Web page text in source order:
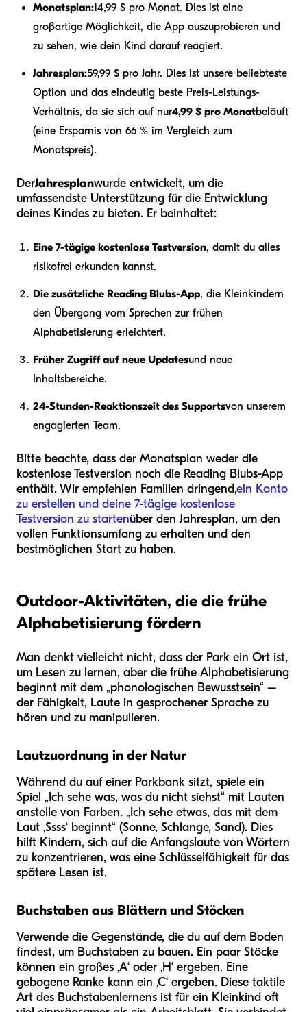
Monatsplan:14,99 $ pro Monat. Dies ist eine
großartige Möglichkeit, die App auszuprobieren und
zu sehen, wie dein Kind darauf reagiert.
Jahresplan:59,99 $ pro Jahr. Dies ist unsere beliebteste
Option und das eindeutig beste Preis-Leistungs-
Verhältnis, da sie sich auf nur4,99 $ pro Monatbeläuft
(eine Ersparnis von 66 % im Vergleich zum
Monatspreis).
DerJahresplanwurde entwickelt, um die
umfassendste Unterstützung für die Entwicklung
deines Kindes zu bieten. Er beinhaltet:
Eine 7-tägige kostenlose Testversion, damit du alles
risikofrei erkunden kannst.
Die zusätzliche Reading Blubs-App, die Kleinkindern
den Übergang vom Sprechen zur frühen
Alphabetisierung erleichtert.
Früher Zugriff auf neue Updatesund neue
Inhaltsbereiche.
24-Stunden-Reaktionszeit des Supportsvon unserem
engagierten Team.
Bitte beachte, dass der Monatsplan weder die
kostenlose Testversion noch die Reading Blubs-App
enthält. Wir empfehlen Familien dringend,ein Konto
zu erstellen und deine 7-tägige kostenlose
Testversion zu startenüber den Jahresplan, um den
vollen Funktionsumfang zu erhalten und den
bestmöglichen Start zu haben.
Outdoor-Aktivitäten, die die frühe
Alphabetisierung fördern
Man denkt vielleicht nicht, dass der Park ein Ort ist,
um Lesen zu lernen, aber die frühe Alphabetisierung
beginnt mit dem „phonologischen Bewusstsein“ –
der Fähigkeit, Laute in gesprochener Sprache zu
hören und zu manipulieren.
Lautzuordnung in der Natur
Während du auf einer Parkbank sitzt, spiele ein
Spiel „Ich sehe was, was du nicht siehst“ mit Lauten
anstelle von Farben. „Ich sehe etwas, das mit dem
Laut ‚Ssss‘ beginnt“ (Sonne, Schlange, Sand). Dies
hilft Kindern, sich auf die Anfangslaute von Wörtern
zu konzentrieren, was eine Schlüsselfähigkeit für das
spätere Lesen ist.
Buchstaben aus Blättern und Stöcken
Verwende die Gegenstände, die du auf dem Boden
findest, um Buchstaben zu bauen. Ein paar Stöcke
können ein großes ‚A‘ oder ‚H‘ ergeben. Eine
gebogene Ranke kann ein ‚C‘ ergeben. Diese taktile
Art des Buchstabenlernens ist für ein Kleinkind oft